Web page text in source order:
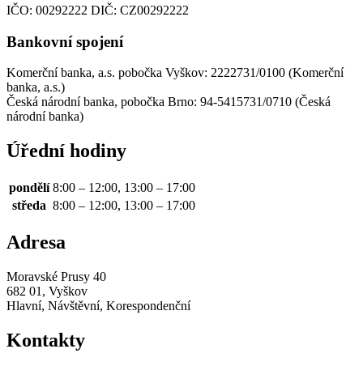
IČO: 00292222 DIČ: CZ00292222
Bankovní spojení
Komerční banka, a.s. pobočka Vyškov: 2222731/0100 (Komerční
banka, a.s.)
Česká národní banka, pobočka Brno: 94-5415731/0710 (Česká
národní banka)
Úřední hodiny
pondělí 8:00 – 12:00, 13:00 – 17:00
středa 8:00 – 12:00, 13:00 – 17:00
Adresa
Moravské Prusy 40
682 01, Vyškov
Hlavní, Návštěvní, Korespondenční
Kontakty